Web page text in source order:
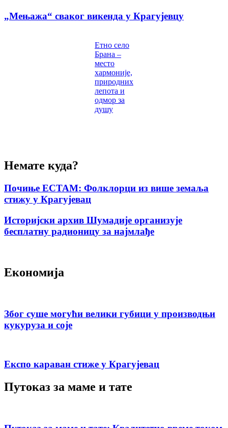
„Мењажа“ сваког викенда у Крагујевцу
Етно село
Брана –
место
хармоније,
природних
лепота и
одмор за
душу
Немате куда?
Почиње ЕСТАМ: Фолклорци из више земаља
стижу у Крагујевац
Историјски архив Шумадије организује
бесплатну радионицу за најмлађе
Економија
Због суше могући велики губици у производњи
кукуруза и соје
Експо караван стиже у Крагујевац
Путоказ за маме и тате